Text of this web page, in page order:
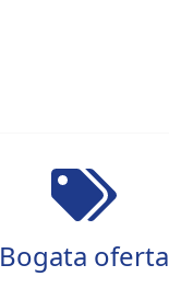
Bogata oferta